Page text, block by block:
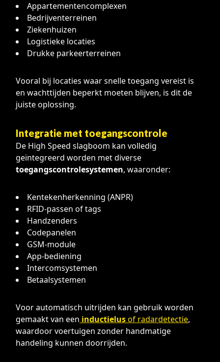
Appartementencomplexen
Bedrijventerreinen
Ziekenhuizen
Logistieke locaties
Drukke parkeerterreinen
Vooral bij locaties waar snelle toegang vereist is
en wachttijden beperkt moeten blijven, is dit de
juiste oplossing.
Integratie met toegangscontrole
De High Speed slagboom kan volledig
geïntegreerd worden met diverse
toegangscontrolesystemen, waaronder:
Kentekenherkenning (ANPR)
RFID-passen of tags
Handzenders
Codepanelen
GSM-module
App-bediening
Intercomsystemen
Betaalsystemen
Voor automatisch uitrijden kan gebruik worden
gemaakt van een inductielusof radardetectie,
waardoor voertuigen zonder handmatige
handeling kunnen doorrijden.